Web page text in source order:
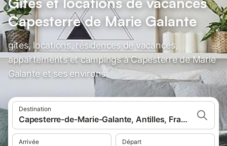
Capesterre de Marie Galante
gîtes, locations, résidences de vacances,
appartements et campings à Capesterre de Marie
Galante et ses environs
Destination
Capesterre-de-Marie-Galante, Antilles, France
Arrivée Départ